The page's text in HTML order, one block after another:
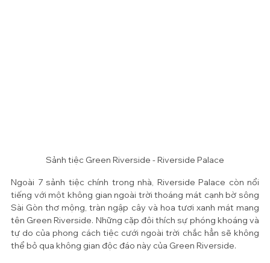
Sảnh tiệc Green Riverside - Riverside Palace
Ngoài 7 sảnh tiệc chính trong nhà, Riverside Palace còn nổi
tiếng với một không gian ngoài trời thoáng mát cạnh bờ sông
Sài Gòn thơ mộng, tràn ngập cây và hoa tươi xanh mát mang
tên Green Riverside. Những cặp đôi thích sự phóng khoáng và
tự do của phong cách tiệc cưới ngoài trời chắc hẳn sẽ không
thể bỏ qua không gian độc đáo này của Green Riverside.